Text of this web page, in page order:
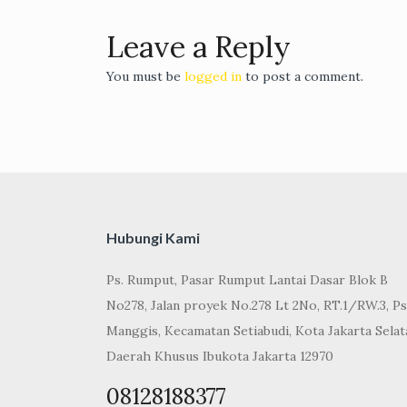
Leave a Reply
You must be logged in to post a comment.
Hubungi Kami
Ps. Rumput, Pasar Rumput Lantai Dasar Blok B
No278, Jalan proyek No.278 Lt 2No, RT.1/RW.3,
Manggis, Kecamatan Setiabudi, Kota Jakarta
Daerah Khusus Ibukota Jakarta 12970
08128188377